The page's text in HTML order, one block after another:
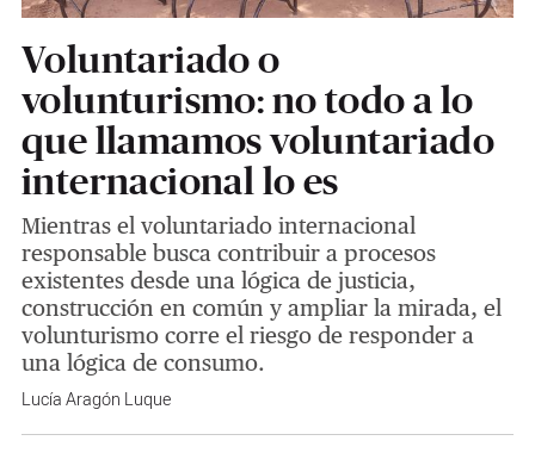
Voluntariado o
volunturismo: no todo a lo
que llamamos voluntariado
internacional lo es
Mientras el voluntariado internacional
responsable busca contribuir a procesos
existentes desde una lógica de justicia,
construcción en común y ampliar la mirada, el
volunturismo corre el riesgo de responder a
una lógica de consumo.
Lucía Aragón Luque